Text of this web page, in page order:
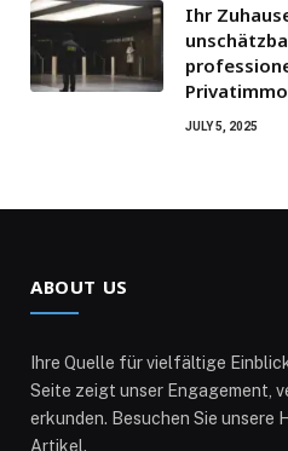
Ihr
JULY 5, 2025
ABOUT US
Ihre Quelle für vielfältige
Seite zeigt unser Engagement,
erkunden. Besuchen Sie unsere
Artikel.